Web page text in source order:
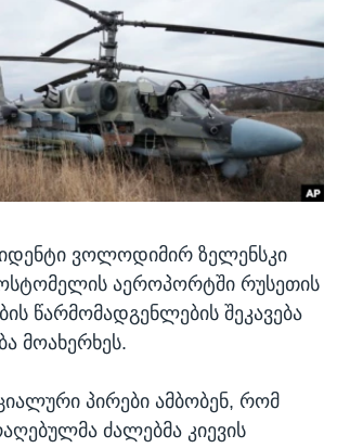
ვოლოდიმირ ზელენსკი
აეროპორტში რუსეთის
წარმომადგენლების შეკავება
მოახერხეს.
პირები ამბობენ, რომ
ძალებმა კიევის